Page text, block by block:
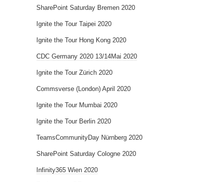
SharePoint Saturday Bremen 2020
Ignite the Tour Taipei 2020
Ignite the Tour Hong Kong 2020
CDC Germany 2020 13/14Mai 2020
Ignite the Tour Zürich 2020
Commsverse (London) April 2020
Ignite the Tour Mumbai 2020
Ignite the Tour Berlin 2020
TeamsCommunityDay Nürnberg 2020
SharePoint Saturday Cologne 2020
Infinity365 Wien 2020